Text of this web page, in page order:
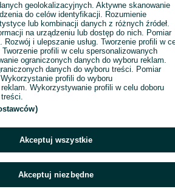
geolokalizacyjnych. Aktywne skanowanie
do celów identyfikacji. Rozumienie
lub kombinacji danych z różnych źródeł.
na urządzeniu lub dostęp do nich. Pomiar
i ulepszanie usług. Tworzenie profili w
profili w celu spersonalizowanych
ograniczonych danych do wyboru reklam.
danych do wyboru treści. Pomiar
profili do wyboru
Wykorzystywanie profili w celu doboru
Akceptuj wszystkie
Akceptuj niezbędne